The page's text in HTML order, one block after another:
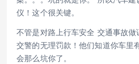
仪！这个很关键。
不管是对路上行车安全 交通事故
交警的无理罚款！他们知道你车里
会那么坑你了。